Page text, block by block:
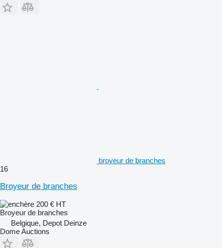
broyeur de branches
16
Broyeur de branches
200 € HT
Broyeur de branches
Belgique, Depot Deinze
Dome Auctions